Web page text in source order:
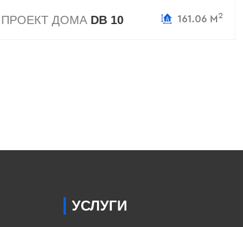
ПРОЕКТ ДОМА DB 10 161.06 М2
УСЛУГИ